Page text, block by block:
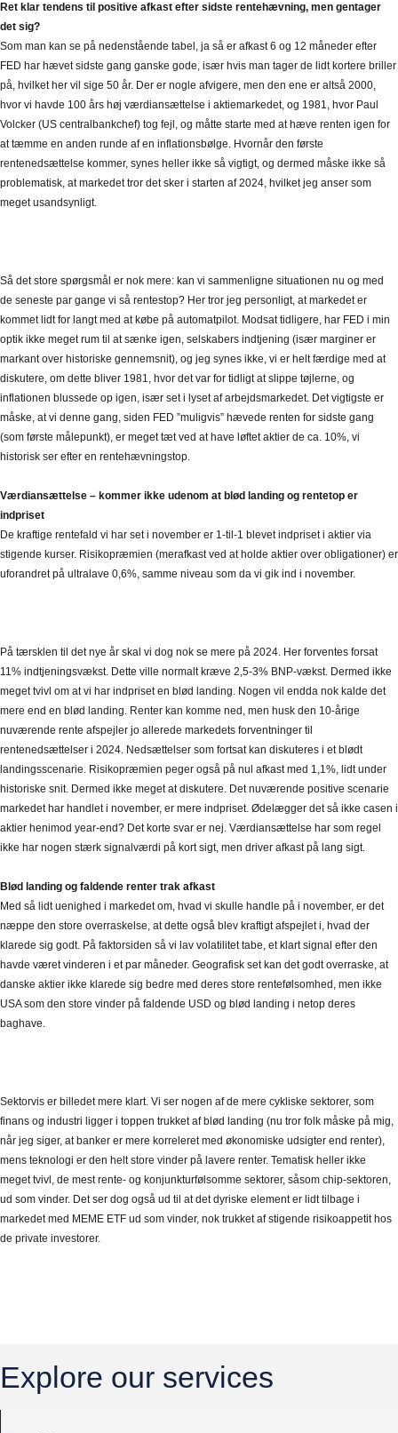
Ret klar tendens til positive afkast efter sidste rentehævning, men gentager
det sig?
Som man kan se på nedenstående tabel, ja så er afkast 6 og 12 måneder efter
FED har hævet sidste gang ganske gode, især hvis man tager de lidt kortere briller
på, hvilket her vil sige 50 år. Der er nogle afvigere, men den ene er altså 2000,
hvor vi havde 100 års høj værdiansættelse i aktiemarkedet, og 1981, hvor Paul
Volcker (US centralbankchef) tog fejl, og måtte starte med at hæve renten igen for
at tæmme en anden runde af en inflationsbølge. Hvornår den første
rentenedsættelse kommer, synes heller ikke så vigtigt, og dermed måske ikke så
problematisk, at markedet tror det sker i starten af 2024, hvilket jeg anser som
meget usandsynligt.
Så det store spørgsmål er nok mere: kan vi sammenligne situationen nu og med
de seneste par gange vi så rentestop? Her tror jeg personligt, at markedet er
kommet lidt for langt med at købe på automatpilot. Modsat tidligere, har FED i min
optik ikke meget rum til at sænke igen, selskabers indtjening (især marginer er
markant over historiske gennemsnit), og jeg synes ikke, vi er helt færdige med at
diskutere, om dette bliver 1981, hvor det var for tidligt at slippe tøjlerne, og
inflationen blussede op igen, især set i lyset af arbejdsmarkedet. Det vigtigste er
måske, at vi denne gang, siden FED ”muligvis” hævede renten for sidste gang
(som første målepunkt), er meget tæt ved at have løftet aktier de ca. 10%, vi
historisk ser efter en rentehævningstop.
Værdiansættelse – kommer ikke udenom at blød landing og rentetop er
indpriset
De kraftige rentefald vi har set i november er 1-til-1 blevet indpriset i aktier via
stigende kurser. Risikopræmien (merafkast ved at holde aktier over obligationer) er
uforandret på ultralave 0,6%, samme niveau som da vi gik ind i november.
På tærsklen til det nye år skal vi dog nok se mere på 2024. Her forventes forsat
11% indtjeningsvækst. Dette ville normalt kræve 2,5-3% BNP-vækst. Dermed ikke
meget tvivl om at vi har indpriset en blød landing. Nogen vil endda nok kalde det
mere end en blød landing. Renter kan komme ned, men husk den 10-årige
nuværende rente afspejler jo allerede markedets forventninger til
rentenedsættelser i 2024. Nedsættelser som fortsat kan diskuteres i et blødt
landingsscenarie. Risikopræmien peger også på nul afkast med 1,1%, lidt under
historiske snit. Dermed ikke meget at diskutere. Det nuværende positive scenarie
markedet har handlet i november, er mere indpriset. Ødelægger det så ikke casen i
aktier henimod year-end? Det korte svar er nej. Værdiansættelse har som regel
ikke har nogen stærk signalværdi på kort sigt, men driver afkast på lang sigt.
Blød landing og faldende renter trak afkast
Med så lidt uenighed i markedet om, hvad vi skulle handle på i november, er det
næppe den store overraskelse, at dette også blev kraftigt afspejlet i, hvad der
klarede sig godt. På faktorsiden så vi lav volatilitet tabe, et klart signal efter den
havde været vinderen i et par måneder. Geografisk set kan det godt overraske, at
danske aktier ikke klarede sig bedre med deres store rentefølsomhed, men ikke
USA som den store vinder på faldende USD og blød landing i netop deres
baghave.
Sektorvis er billedet mere klart. Vi ser nogen af de mere cykliske sektorer, som
finans og industri ligger i toppen trukket af blød landing (nu tror folk måske på mig,
når jeg siger, at banker er mere korreleret med økonomiske udsigter end renter),
mens teknologi er den helt store vinder på lavere renter. Tematisk heller ikke
meget tvivl, de mest rente- og konjunkturfølsomme sektorer, såsom chip-sektoren,
ud som vinder. Det ser dog også ud til at det dyriske element er lidt tilbage i
markedet med MEME ETF ud som vinder, nok trukket af stigende risikoappetit hos
de private investorer.
Explore our services